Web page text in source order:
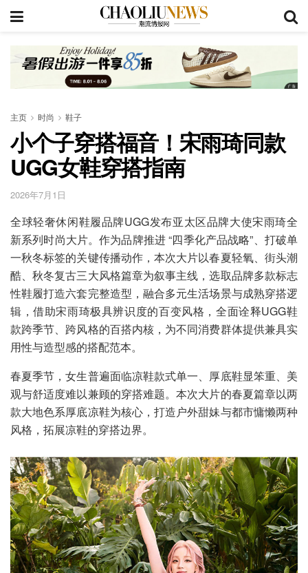
主页 时尚 鞋子
小个子穿搭福音！宋雨琦同款
UGG女鞋穿搭指南
2026年7月1日
全球轻奢休闲鞋履品牌UGG发布亚太区品牌大使宋雨琦全
新系列时尚大片。作为品牌推进 “四季化产品战略”、打破单
一秋冬标签的关键传播动作，本次大片以春夏轻氧、街头潮
酷、秋冬复古三大风格篇章为叙事主线，选取品牌多款标志
性鞋履打造六套完整造型，融合多元生活场景与成熟穿搭逻
辑，借助宋雨琦极具辨识度的百变风格，全面诠释UGG鞋
款跨季节、跨风格的百搭内核，为不同消费群体提供兼具实
用性与造型感的搭配范本。
春夏季节，女生普遍面临凉鞋款式单一、厚底鞋显笨重、美
观与舒适度难以兼顾的穿搭难题。本次大片的春夏篇章以两
款大地色系厚底凉鞋为核心，打造户外甜妹与都市慵懒两种
风格，拓展凉鞋的穿搭边界。